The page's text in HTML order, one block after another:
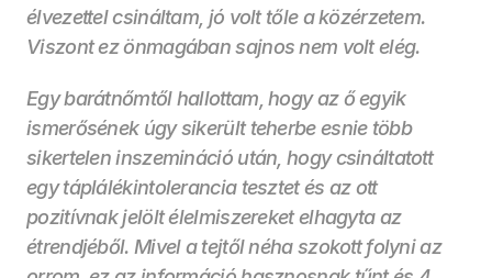
élvezettel csináltam, jó volt tőle a közérzetem.
Viszont ez önmagában sajnos nem volt elég.
Egy barátnőmtől hallottam, hogy az ő egyik
ismerősének úgy sikerült teherbe esnie több
sikertelen inszemináció után, hogy csináltatott
egy táplálékintolerancia tesztet és az ott
pozitívnak jelölt élelmiszereket elhagyta az
étrendjéből. Mivel a tejtől néha szokott folyni az